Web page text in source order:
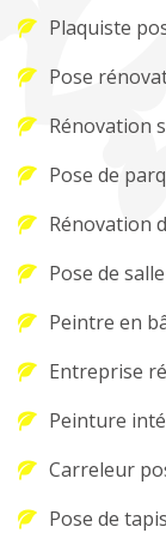
Plaquiste
Pose
Rénovation
Pose de
Rénovation
Pose de
Peintre en
Entreprise
Peinture
Carreleur
Pose de